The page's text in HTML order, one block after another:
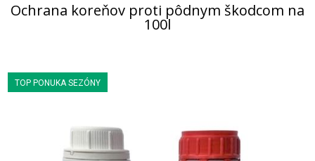
Ochrana koreňov proti pôdnym škodcom na
100l
TOP PONUKA SEZÓNY